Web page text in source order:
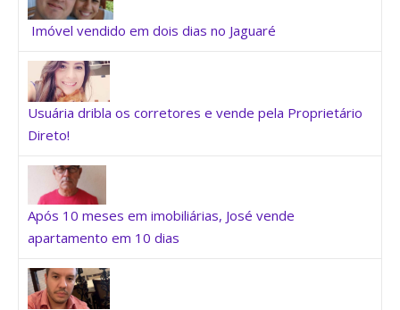
Imóvel vendido em dois dias no Jaguaré
Usuária dribla os corretores e vende pela Proprietário
Direto!
Após 10 meses em imobiliárias, José vende
apartamento em 10 dias